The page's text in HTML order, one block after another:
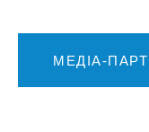
МЕДІА-